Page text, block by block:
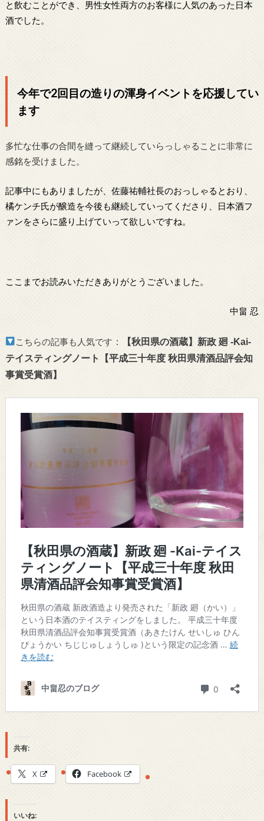
と飲むことができ、男性女性両方のお客様に人気のあった日本
酒でした。
今年で2回目の造りの渾身イベントを応援してい
ます
多忙な仕事の合間を縫って継続していらっしゃることに非常に
感銘を受けました。
記事中にもありましたが、佐藤祐輔社長のおっしゃるとおり、
橘ケンチ氏が醸造を今後も継続していってくださり、日本酒フ
ァンをさらに盛り上げていって欲しいですね。
ここまでお読みいただきありがとうございました。
中畠 忍
こちらの記事も人気です ：
【秋田県の酒蔵】新政 廻 -Kai-
テイスティングノート【平成三十年度 秋田県清酒品評会知
事賞受賞酒】
共有:
X Facebook
いいね: